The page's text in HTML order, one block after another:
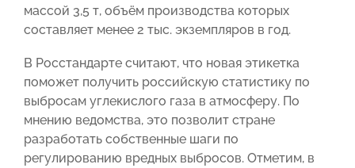
массой 3,5 т, объём производства которых
составляет менее 2 тыс. экземпляров в год.
В Росстандарте считают, что новая этикетка
поможет получить российскую статистику по
выбросам углекислого газа в атмосферу. По
мнению ведомства, это позволит стране
разработать собственные шаги по
регулированию вредных выбросов. Отметим, в